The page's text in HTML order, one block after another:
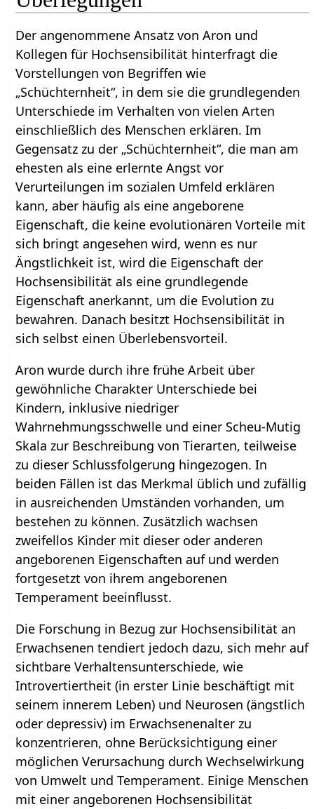
Der angenommene Ansatz von Aron und
Kollegen für Hochsensibilität hinterfragt die
Vorstellungen von Begriffen wie
„Schüchternheit“, in dem sie die grundlegenden
Unterschiede im Verhalten von vielen Arten
einschließlich des Menschen erklären. Im
Gegensatz zu der „Schüchternheit“, die man am
ehesten als eine erlernte Angst vor
Verurteilungen im sozialen Umfeld erklären
kann, aber häufig als eine angeborene
Eigenschaft, die keine evolutionären Vorteile mit
sich bringt angesehen wird, wenn es nur
Ängstlichkeit ist, wird die Eigenschaft der
Hochsensibilität als eine grundlegende
Eigenschaft anerkannt, um die Evolution zu
bewahren. Danach besitzt Hochsensibilität in
sich selbst einen Überlebensvorteil.
Aron wurde durch ihre frühe Arbeit über
gewöhnliche Charakter Unterschiede bei
Kindern, inklusive niedriger
Wahrnehmungsschwelle und einer Scheu-Mutig
Skala zur Beschreibung von Tierarten, teilweise
zu dieser Schlussfolgerung hingezogen. In
beiden Fällen ist das Merkmal üblich und zufällig
in ausreichenden Umständen vorhanden, um
bestehen zu können. Zusätzlich wachsen
zweifellos Kinder mit dieser oder anderen
angeborenen Eigenschaften auf und werden
fortgesetzt von ihrem angeborenen
Temperament beeinflusst.
Die Forschung in Bezug zur Hochsensibilität an
Erwachsenen tendiert jedoch dazu, sich mehr auf
sichtbare Verhaltensunterschiede, wie
Introvertiertheit (in erster Linie beschäftigt mit
seinem innerem Leben) und Neurosen (ängstlich
oder depressiv) im Erwachsenenalter zu
konzentrieren, ohne Berücksichtigung einer
möglichen Verursachung durch Wechselwirkung
von Umwelt und Temperament. Einige Menschen
mit einer angeborenen Hochsensibilität